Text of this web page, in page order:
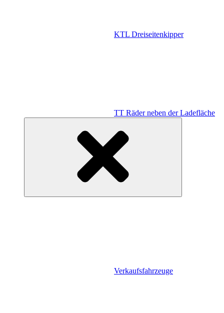
KTL Dreiseitenkipper
TT Räder neben der Ladefläche
Verkaufsfahrzeuge